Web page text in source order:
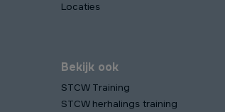
Locaties
Bekijk ook
STCW Training
STCW herhalings training